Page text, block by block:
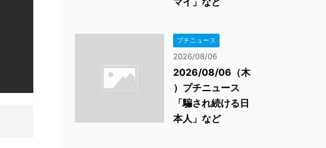
プチニュース
2026/08/06
2026/08/06（木
）プチニュース
「騙され続ける日
本人」など